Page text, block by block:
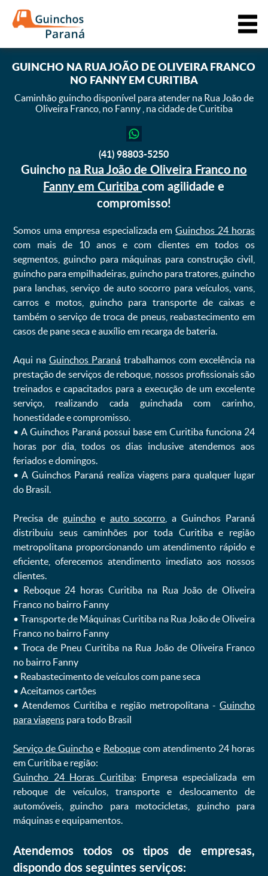
GUINCHONA RUA JOÃO DE OLIVEIRA FRANCO
NO FANNY EM CURITIBA
Caminhão guincho disponível para atender na Rua João de
Oliveira Franco, no Fanny , na cidade de Curitiba
(41) 98803-5250
Guincho na Rua João de Oliveira Franco no
Fanny em Curitibacom agilidade e
compromisso!
Somos uma empresa especializada emGuinchos 24 horas
com mais de 10 anos e com clientes em todos os
segmentos, guincho para máquinas para construção civil,
guincho para empilhadeiras, guincho para tratores, guincho
para lanchas, serviço de auto socorro para veículos, vans,
carros e motos, guincho para transporte de caixas e
também o serviço de troca de pneus, reabastecimento em
casos de pane seca e auxílio em recarga de bateria. ㅤㅤ
Aqui na Guinchos Paranátrabalhamos com excelência na
prestação de serviços de reboque, nossos profissionais são
treinados e capacitados para a execução de um excelente
serviço, realizando cada guinchada com carinho,
honestidade e compromisso.
ㅤㅤ• A Guinchos Paraná possui base em Curitiba funciona 24
horas por dia, todos os dias inclusive atendemos aos
feriados e domingos.
ㅤㅤ• A Guinchos Paraná realiza viagens para qualquer lugar
do Brasil.
Precisa de guinchoe auto socorro , a Guinchos Paraná
distribuiu seus caminhões por toda Curitiba e região
metropolitana proporcionando um atendimento rápido e
eficiente, oferecemos atendimento imediato aos nossos
clientes.
ㅤㅤ• Reboque 24 horas Curitiba na Rua João de Oliveira
Franco no bairro Fanny
ㅤㅤ• Transporte de Máquinas Curitiba na Rua João de Oliveira
Franco no bairro Fanny
ㅤㅤ• Troca de Pneu Curitiba na Rua João de Oliveira Franco
no bairro Fanny
ㅤㅤ• Reabastecimento de veículos com pane seca
ㅤㅤ• Aceitamos cartões
ㅤㅤ• Atendemos Curitiba e região metropolitana -Guincho
para viagenspara todo Brasil
Serviço de Guincho e Reboquecom atendimento 24 horas
em Curitiba e região:
Guincho 24 Horas Curitiba: Empresa especializada em
reboque de veículos, transporte e deslocamento de
automóveis, guincho para motocicletas, guincho para
máquinas e equipamentos.
Atendemos todos os tipos de empresas,
dispondo dos seguintes serviços: